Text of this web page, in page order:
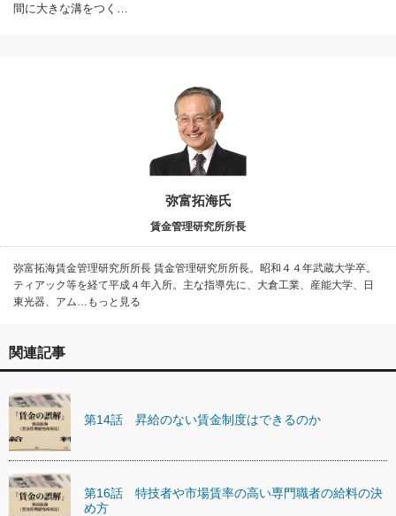
間に大きな溝をつく…
弥富拓海氏
賃金管理研究所所長
弥富拓海賃金管理研究所所長 賃金管理研究所所長。昭和４４年武蔵大学卒。
ティアック等を経て平成４年入所。主な指導先に、大倉工業、産能大学、日
東光器、アム…もっと見る
関連記事
第14話 昇給のない賃金制度はできるのか
第16話 特技者や市場賃率の高い専門職者の給料の決
め方